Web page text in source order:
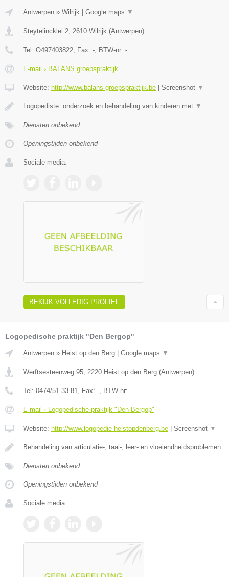
Antwerpen » Wilrijk Google maps ▼
Steytelincklei 2 2610 Wilrijk (Antwerpen)
Tel: O497403822 , Fax: - , BTW-nr: -
E-mail › BALANS groepspraktijk
Website: http://www.balans-groepspraktijk.be Screenshot ▼
Logopediste: onderzoek en behandeling van kinderen met ▼
Diensten onbekend
Openingstijden onbekend
Sociale media:
BEKIJK VOLLEDIG PROFIEL
Logopedische praktijk "Den Bergop"
Antwerpen » Heist op den Berg | Google maps ▼
Werftsesteenweg 95 2220 Heist op den Berg (Antwerpen)
Tel: 0474/51 33 81 , Fax: - , BTW-nr: -
E-mail › Logopedische praktijk "Den Bergop"
Website: http://www.logopedie-heistopdenberg.be | Screenshot ▼
Behandeling van articulatie-, taal-, leer- en vloeiendheidsproblemen
Diensten onbekend
Openingstijden onbekend
Sociale media: